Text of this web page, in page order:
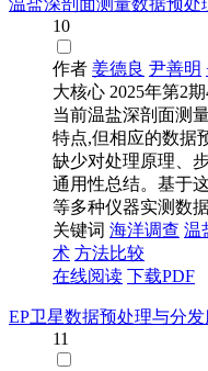
温盐深剖面测量数据预处
10
作者 姜德良 尹善明
大核心 2025年第2
当前温盐深剖面测
特点,但相应的数据
缺少对处理原理、
通用性总结。基于
等多种仪器实测数
关键词 海洋调查 温
术 方法比较
在线阅读 下载PDF
EP卫星数据预处理与分
11